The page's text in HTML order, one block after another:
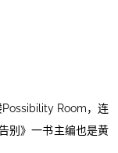
Possibility Room，连
别》一书主编也是黄